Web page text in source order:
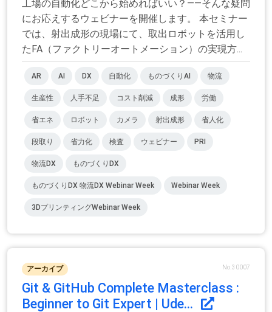
工場の自動化どこから始めればいい？――そんな疑問
にお応えするウェビナーを開催します。 本セミナー
では、射出成形の現場にて、取出ロボットを活用し
たFA（ファクトリーオートメーション）の実現方...
AR AI DX 自動化 ものづくりAI 物流
生産性 人手不足 コスト削減 成形 労働
省エネ ロボット カメラ 射出成形 省人化
段取り 省力化 検査 ウェビナー PRI
物流DX ものづくりDX
ものづくりDX 物流DX Webinar Week Webinar Week
3DプリンティングWebinar Week
アーカイブ No.30007
Git & GitHub Complete Masterclass :
Beginner to Git Expert | Ude...